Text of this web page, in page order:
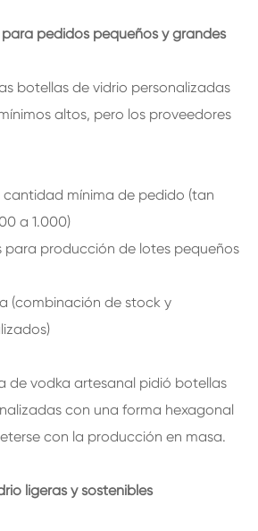
pedidos pequeños y grandes
botellas de vidrio personalizadas
altos, pero los proveedores
cantidad mínima de pedido (tan
a 1.000)
para producción de lotes pequeños
(combinación de stock y
de vodka artesanal pidió botellas
con una forma hexagonal
con la producción en masa.
ligeras y sostenibles